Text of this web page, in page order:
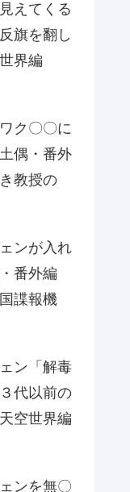
えてくる
旗を翻し
界編
ク〇〇に
偶・番外
教授の
ンが入れ
番外編
諜報機
ン「解毒
代以前の
空世界編
ンを無〇